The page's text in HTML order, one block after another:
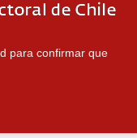
para confirmar que